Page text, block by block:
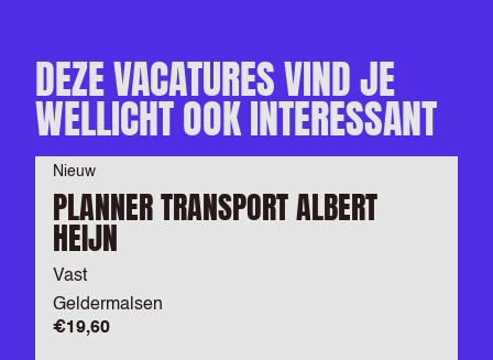
DEZE VACATURES VIND JE
WELLICHT OOK INTERESSANT
Nieuw
PLANNER TRANSPORT ALBERT
HEIJN
Vast
Geldermalsen
€19,60